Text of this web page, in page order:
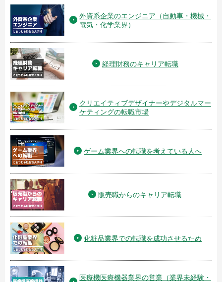
外資系企業のエンジニア（自動車・機械・
電気・化学業界）
経理財務のキャリア転職
クリエイティブデザイナーやデジタルマー
ケティングの転職市場
ゲーム業界への転職を考えている人へ
販売職からのキャリア転職
化粧品業界での転職を成功させるため
医療機医療機器業界の営業（業界未経験・